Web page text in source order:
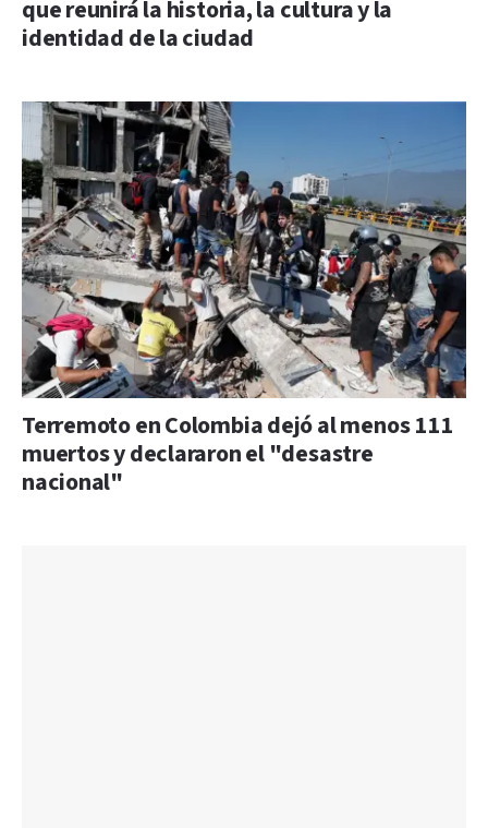
que reunirá la historia, la cultura y la
identidad de la ciudad
Terremoto en Colombia dejó al menos 111
muertos y declararon el "desastre
nacional"